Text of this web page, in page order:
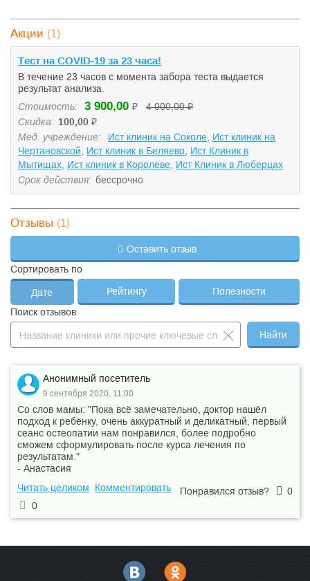
— Гирудотерапия 3 200 ₽ —
— Импланты Astra Tech 50 000 ₽ —
Импланты Nobel All-on-4
— Импланты Osstem
— Импланты Straumann
—
Капы для выравнивания
зубов
50 000 ₽
— Керамические брекеты 47 200 ₽
— Кинезиотейпирование 1 600 ₽ —
—
—
—
Лечение молочных
2 700 ₽
Лечение пульпита 7 380 ₽ —
—
Металлокерамическая
коронка
— Общий анализ крови 687 ₽ —
—
Определение РНК
коронавирусной
— Ортопантомограмма 1 200 ₽ —
ZOOM 4
Самолигирующие
брекеты
28 900 ₽ —
Акции (1)
Tест на COVID-19 за 23 часа!
В течение 23 часов с момента забора теста выдается
результат анализа.
Стоимость:
3 900,00 ₽
4 000,00 ₽
Скидка: 100,00 ₽
Мед. учреждение:
Ист клиник на Соколе Ист клиник на
Чертановской
Ист клиник в Беляево Ист Клиник в
Мытищах Ист клиник в Королеве Ист Клиник в Люберцах
Срок действия: бессрочно
Отзывы (1)
Оставить отзыв
Сортировать по
Дате Рейтингу
Полезности
Поиск отзывов
Найти
Анонимный посетитель
9 сентября 2020, 11:00
Со слов мамы: "Пока всё замечательно, доктор нашёл
подход к ребёнку, очень аккуратный и деликатный, первый
сеанс остеопатии нам понравился, более подробно
сможем сформулировать после курса лечения по
результатам."
- Анастасия
Читать целиком
Комментировать Понравился отзыв?
0
0